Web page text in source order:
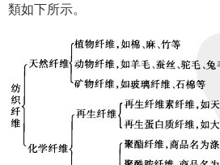
類如下所示。